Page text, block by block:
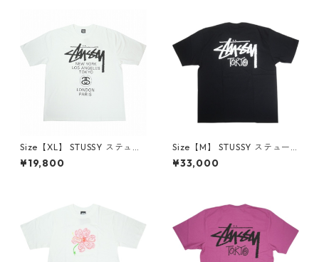
Size【XL】 STUSSY ステュー
シー 25SS WORLD TOUR TEE
WHITE Tシャツ 白 【中古品-
¥19,800
Size【M】 STUSSY ステュー
シー STOCK TOKYO TEE BLA
CK 東京限定Tシャツ 黒 【新古
¥33,000